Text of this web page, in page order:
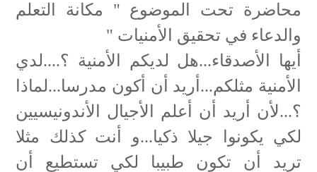
محاضرة تحت الموضوع " مكانة التعلم
والدعاء في تحقيق الأمنيات "
أيها الأصدقاء...هل لديكم الأمنية ؟....لدي
الأمنية مثلكم...أريد أن أكون مدرسا...لماذا
؟...لأن أريد أن أعلم الأجيال الأندونيسيين
لكي يكونوا جيلا ذكيا...و أنت كذلك مثلا
تريد أن تكون طبيبا لكي تستطيع أن